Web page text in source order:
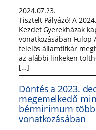
2024.07.23.
Tisztelt Pályázó! A
Kezdet Gyerekházak
vonatkozásában
felelős államtitkár
az alábbi linkeken
[…]
Döntés a 2023.
megemelkedő
bérminimum
vonatkozásában